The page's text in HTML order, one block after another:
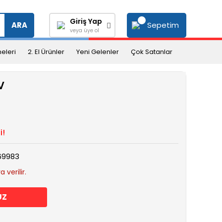
ARA Giriş Yap
veya üye ol
Sepetim
2. El Ürünler Yeni Gelenler Çok Satanlar
verilir.